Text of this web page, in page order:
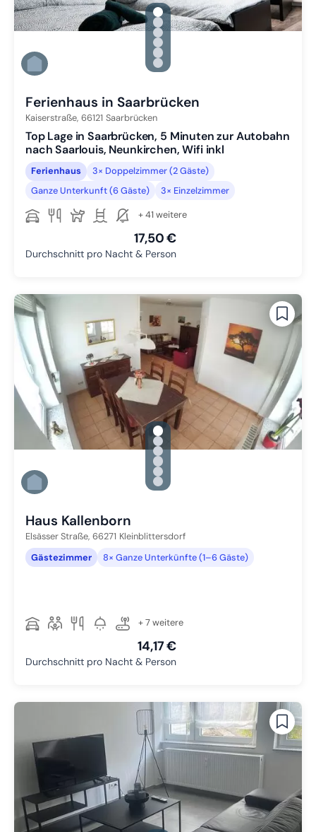
gallery.slide_selector
Zu Slide 1 wechseln
Zu Slide 2 wechseln
Zu Slide 3 wechseln
Zu Slide 4 wechseln
Zu Slide 5 wechseln
Zu Slide 6 wechseln
Ferienhaus in Saarbrücken
Kaiserstraße, 66121 Saarbrücken
Top Lage in Saarbrücken, 5 Minuten zur Autobahn
nach Saarlouis, Neunkirchen, Wifi inkl
Ferienhaus
3× Doppelzimmer (2 Gäste)
Ganze Unterkunft (6 Gäste)
3× Einzelzimmer
+ 41 weitere
17,50 €
Durchschnitt pro Nacht & Person
gallery.slide_selector
Zu Slide 1 wechseln
Zu Slide 2 wechseln
Zu Slide 3 wechseln
Zu Slide 4 wechseln
Zu Slide 5 wechseln
Zu Slide 6 wechseln
Haus Kallenborn
Elsässer Straße, 66271 Kleinblittersdorf
Gästezimmer
8× Ganze Unterkünfte (1–6 Gäste)
+ 7 weitere
14,17 €
Durchschnitt pro Nacht & Person